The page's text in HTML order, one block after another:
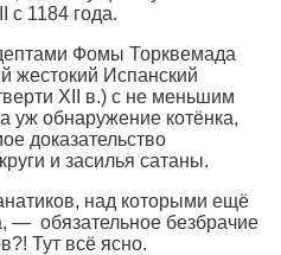
с 1184 года.
Фомы Торквемада
жестокий Испанский
XII в.) с не меньшим
уж обнаружение котёнка,
доказательство
и засилья сатаны.
над которыми ещё
— обязательное безбрачие
Тут всё ясно.